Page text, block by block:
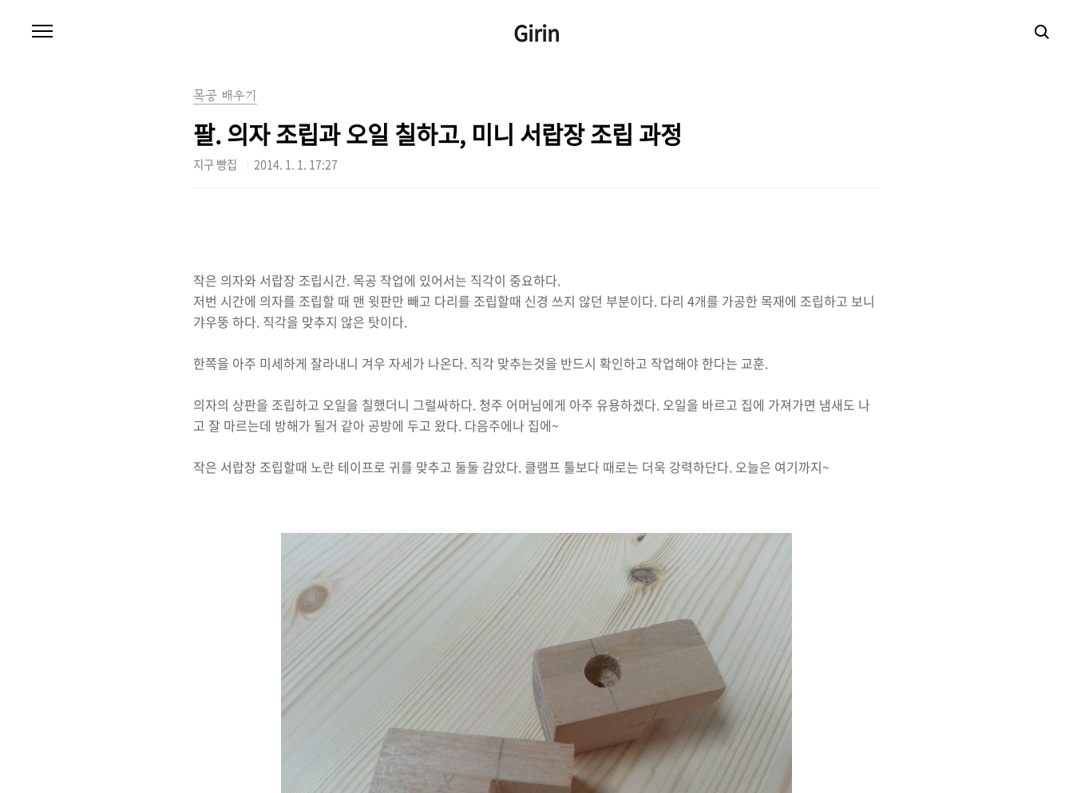
Girin
목공 배우기
팔. 의자 조립과 오일 칠하고, 미니 서랍장 조립 과정
지구 빵집 2014. 1. 1. 17:27
작은 의자와 서랍장 조립시간. 목공 작업에 있어서는 직각이 중요하다.
저번 시간에 의자를 조립할 때 맨 윗판만 빼고 다리를 조립할때 신경 쓰지 않던 부분이다. 다리 4개를 가공한 목재에 조립하고 보니
갸우뚱 하다. 직각을 맞추지 않은 탓이다.
한쪽을 아주 미세하게 잘라내니 겨우 자세가 나온다. 직각 맞추는것을 반드시 확인하고 작업해야 한다는 교훈.
의자의 상판을 조립하고 오일을 칠했더니 그럴싸하다. 청주 어머님에게 아주 유용하겠다. 오일을 바르고 집에 가져가면 냄새도 나
고 잘 마르는데 방해가 될거 같아 공방에 두고 왔다. 다음주에나 집에~
작은 서랍장 조립할때 노란 테이프로 귀를 맞추고 둘둘 감았다. 클램프 툴보다 때로는 더욱 강력하단다. 오늘은 여기까지~